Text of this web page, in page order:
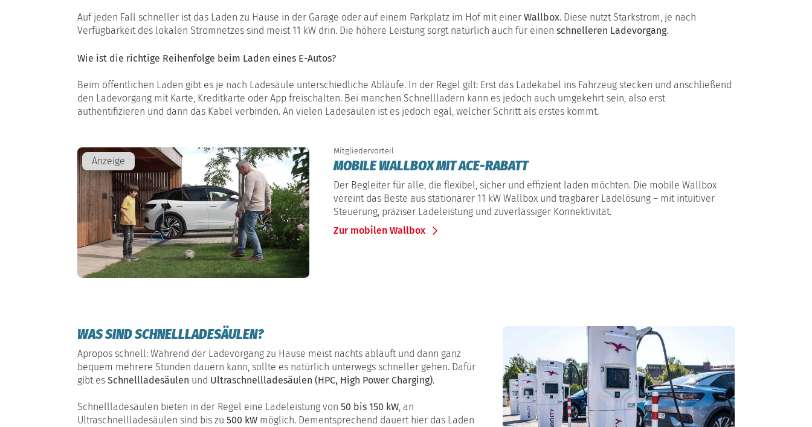
Auf jeden Fall schneller ist das Laden zu Hause in der Garage oder auf einem Parkplatz im Hof mit einer Wallbox. Diese nutzt Starkstrom, je nach
Verfügbarkeit des lokalen Stromnetzes sind meist 11 kW drin. Die höhere Leistung sorgt natürlich auch für einen schnelleren Ladevorgang.
Wie ist die richtige Reihenfolge beim Laden eines E-Autos?
Beim öffentlichen Laden gibt es je nach Ladesäule unterschiedliche Abläufe. In der Regel gilt: Erst das Ladekabel ins Fahrzeug stecken und anschließend
den Ladevorgang mit Karte, Kreditkarte oder App freischalten. Bei manchen Schnellladern kann es jedoch auch umgekehrt sein, also erst
authentifizieren und dann das Kabel verbinden. An vielen Ladesäulen ist es jedoch egal, welcher Schritt als erstes kommt.
Anzeige
Mitgliedervorteil
MOBILE WALLBOX MIT ACE-RABATT
Der Begleiter für alle, die flexibel, sicher und effizient laden möchten. Die mobile Wallbox
vereint das Beste aus stationärer 11 kW Wallbox und tragbarer Ladelösung – mit intuitiver
Steuerung, präziser Ladeleistung und zuverlässiger Konnektivität.
Zur mobilen Wallbox
WAS SIND SCHNELLLADESÄULEN?
Apropos schnell: Während der Ladevorgang zu Hause meist nachts abläuft und dann ganz
bequem mehrere Stunden dauern kann, sollte es natürlich unterwegs schneller gehen. Dafür
gibt es Schnellladesäulen und Ultraschnellladesäulen (HPC, High Power Charging).
Schnellladesäulen bieten in der Regel eine Ladeleistung von 50 bis 150 kW, an
Ultraschnellladesäulen sind bis zu 500 kW möglich. Dementsprechend dauert hier das Laden